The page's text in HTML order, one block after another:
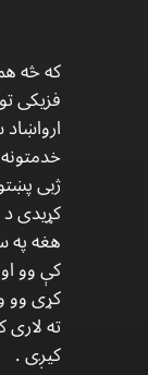
که څه
فزیکی
ژبی
کړیدی د
هغه په
کې وو
کړی وو
ته
کيږی .